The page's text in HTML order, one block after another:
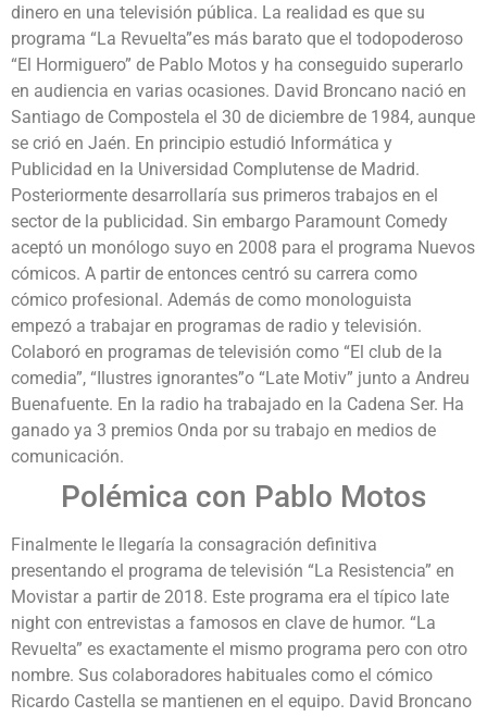
dinero en una televisión pública. La realidad es que su
programa “La Revuelta”es más barato que el todopoderoso
“El Hormiguero” de Pablo Motos y ha conseguido superarlo
en audiencia en varias ocasiones. David Broncano nació en
Santiago de Compostela el 30 de diciembre de 1984, aunque
se crió en Jaén. En principio estudió Informática y
Publicidad en la Universidad Complutense de Madrid.
Posteriormente desarrollaría sus primeros trabajos en el
sector de la publicidad. Sin embargo Paramount Comedy
aceptó un monólogo suyo en 2008 para el programa Nuevos
cómicos. A partir de entonces centró su carrera como
cómico profesional. Además de como monologuista
empezó a trabajar en programas de radio y televisión.
Colaboró en programas de televisión como “El club de la
comedia”, “Ilustres ignorantes”o “Late Motiv” junto a Andreu
Buenafuente. En la radio ha trabajado en la Cadena Ser. Ha
ganado ya 3 premios Onda por su trabajo en medios de
comunicación.
Polémica con Pablo Motos
Finalmente le llegaría la consagración definitiva
presentando el programa de televisión “La Resistencia” en
Movistar a partir de 2018. Este programa era el típico late
night con entrevistas a famosos en clave de humor. “La
Revuelta” es exactamente el mismo programa pero con otro
nombre. Sus colaboradores habituales como el cómico
Ricardo Castella se mantienen en el equipo. David Broncano